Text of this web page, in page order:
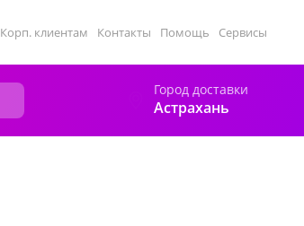
Корп. клиентам Контакты Помощь Сервисы
Город доставки
Астрахань